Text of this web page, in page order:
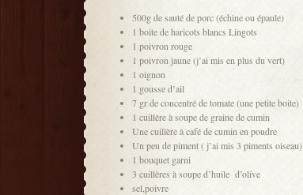
500g de sauté de porc (échine ou épaule)
1 boite de haricots blancs Lingots
1 poivron rouge
1 poivron jaune (j’ai mis en plus du vert)
1 oignon
1 gousse d’ail
7 gr de concentré de tomate (une petite boite)
1 cuillère à soupe de graine de cumin
Une cuillère à café de cumin en poudre
Un peu de piment ( j’ai mis 3 piments oiseau),
1 bouquet garni
3 cuillères à soupe d’huile d’olive
sel,poivre